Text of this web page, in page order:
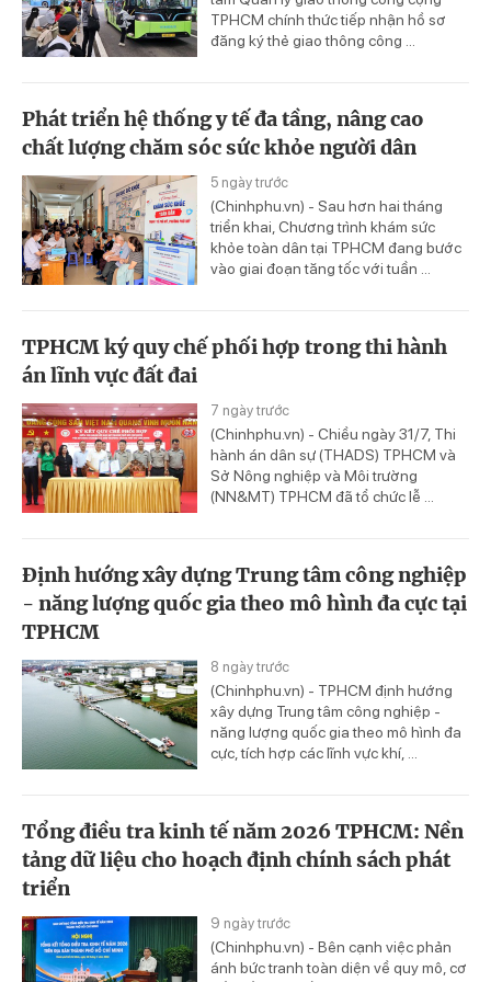
TPHCM chính thức tiếp nhận hồ sơ
đăng ký thẻ giao thông công ...
Phát triển hệ thống y tế đa tầng, nâng cao
chất lượng chăm sóc sức khỏe người dân
5 ngày trước
(Chinhphu.vn) - Sau hơn hai tháng
triển khai, Chương trình khám sức
khỏe toàn dân tại TPHCM đang bước
vào giai đoạn tăng tốc với tuần ...
TPHCM ký quy chế phối hợp trong thi hành
án lĩnh vực đất đai
7 ngày trước
(Chinhphu.vn) - Chiều ngày 31/7, Thi
hành án dân sự (THADS) TPHCM và
Sở Nông nghiệp và Môi trường
(NN&MT) TPHCM đã tổ chức lễ ...
Định hướng xây dựng Trung tâm công nghiệp
- năng lượng quốc gia theo mô hình đa cực tại
TPHCM
8 ngày trước
(Chinhphu.vn) - TPHCM định hướng
xây dựng Trung tâm công nghiệp -
năng lượng quốc gia theo mô hình đa
cực, tích hợp các lĩnh vực khí, ...
Tổng điều tra kinh tế năm 2026 TPHCM: Nền
tảng dữ liệu cho hoạch định chính sách phát
triển
9 ngày trước
(Chinhphu.vn) - Bên cạnh việc phản
ánh bức tranh toàn diện về quy mô, cơ